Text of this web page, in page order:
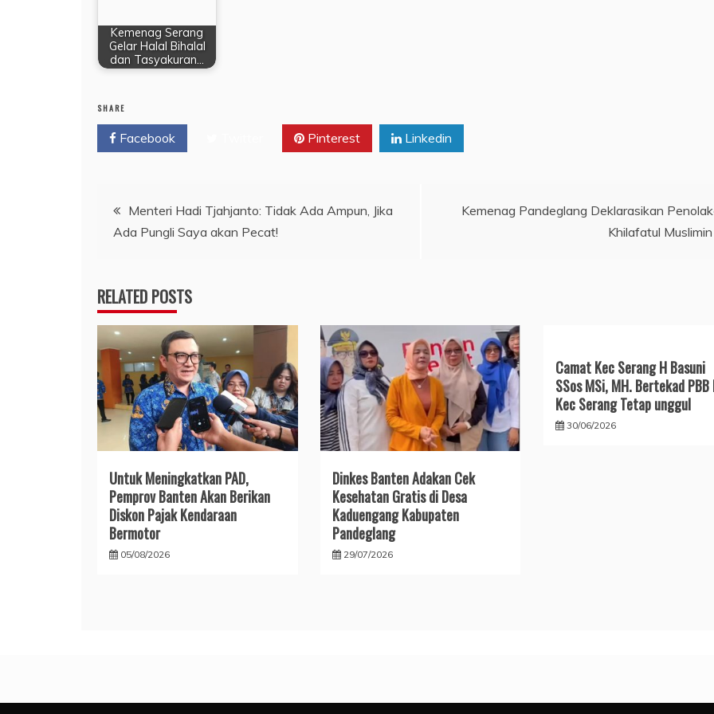
Kemenag Serang
Gelar Halal Bihalal
dan Tasyakuran…
SHARE
Facebook Pinterest Linkedin
Navigasi
pos
Menteri Hadi Tjahjanto: Tidak Ada Ampun, Jika
Ada Pungli Saya akan Pecat!
Kemenag Pandeglang Deklarasikan
Khilafatul Muslimin
RELATED POSTS
Untuk Meningkatkan PAD,
Pemprov Banten Akan Berikan
Diskon Pajak Kendaraan
Bermotor
05/08/2026
Dinkes Banten Adakan Cek
Kesehatan Gratis di Desa
Kaduengang Kabupaten
Pandeglang
29/07/2026
Camat Kec Serang H Basuni
SSos MSi, MH. Bertekad PBB
Kec Serang Tetap unggul
30/06/2026